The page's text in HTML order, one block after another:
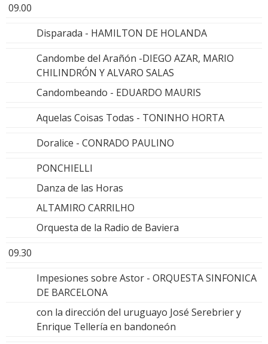
09.00
Disparada - HAMILTON DE HOLANDA
Candombe del Arañón -DIEGO AZAR, MARIO
CHILINDRÓN Y ALVARO SALAS
Candombeando - EDUARDO MAURIS
Aquelas Coisas Todas - TONINHO HORTA
Doralice - CONRADO PAULINO
PONCHIELLI
Danza de las Horas
ALTAMIRO CARRILHO
Orquesta de la Radio de Baviera
09.30
Impesiones sobre Astor - ORQUESTA SINFONICA
DE BARCELONA
con la dirección del uruguayo José Serebrier y
Enrique Tellería en bandoneón